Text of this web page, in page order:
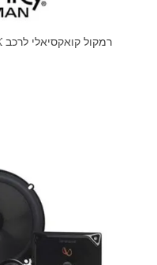
רמקול קואקסיאלי לרכב Infinity REF 9633IX